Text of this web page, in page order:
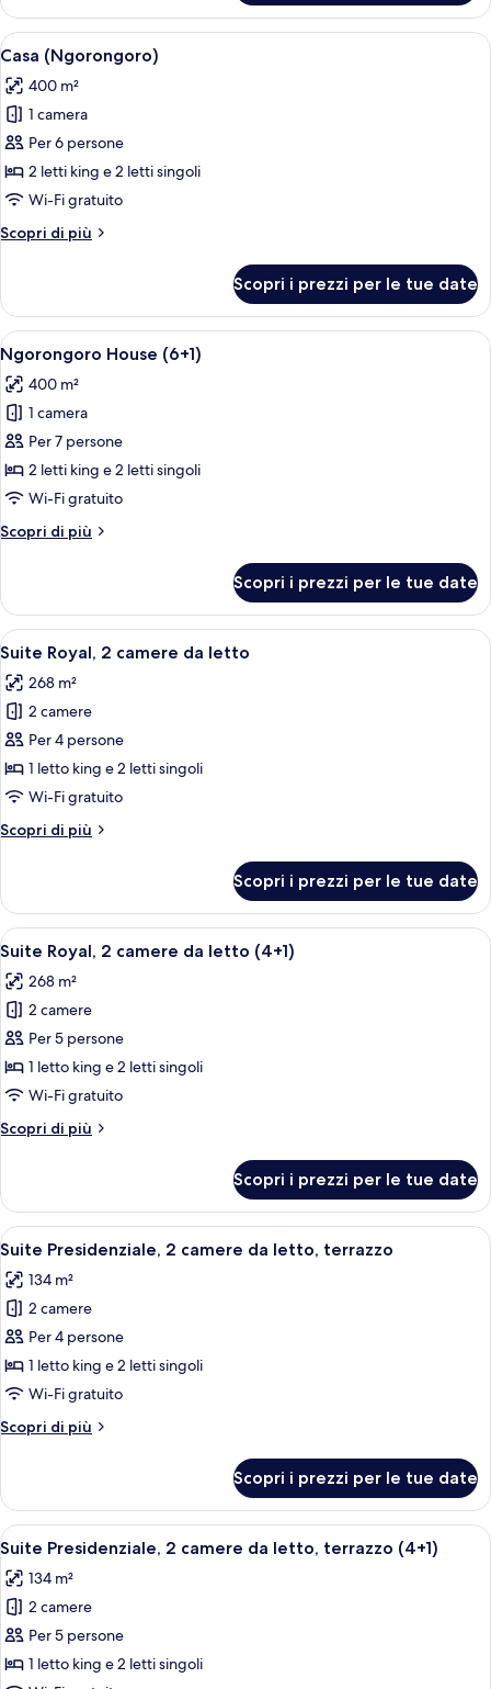
Suite
(2+1)
Apri
tutte
le
foto
per
Casa
(Ngorongoro)
Un soggiorno spazioso con un
10
Casa (Ngorongoro)
400 m²
1 camera
Per 6 persone
2 letti king e 2 letti singoli
Wi-Fi gratuito
Scopri di più
Altri
(Ngorongoro)
Scopri i prezzi per le tue date
Apri
tutte
le
foto
per
Ngorongoro
House
Un soggiorno spazioso con un
10
Ngorongoro House (6+1)
400 m²
1 camera
Per 7 persone
2 letti king e 2 letti singoli
Wi-Fi gratuito
Scopri di più
Altri
House
(6+1)
Scopri i prezzi per le tue date
Apri
tutte
le
foto
per
Suite
Royal,
camere
Una terrazza con un divano, un
8
Suite Royal, 2 camere da letto
268 m²
2 camere
Per 4 persone
1 letto king e 2 letti singoli
Wi-Fi gratuito
Scopri di più
Altri
Royal,
camere
letto
Scopri i prezzi per le tue date
Apri
tutte
le
foto
per
Suite
Royal,
camere
(4+1)
Una terrazza con un divano, un
8
Suite Royal, 2 camere da letto (4+1)
268 m²
2 camere
Per 5 persone
1 letto king e 2 letti singoli
Wi-Fi gratuito
Scopri di più
Altri
Royal,
camere
letto
(4+1)
Scopri i prezzi per le tue date
Apri
tutte
le
foto
per
Suite
Presidenziale,
camere
terrazzo
Un soggiorno spazioso con divano,
6
Suite Presidenziale, 2 camere da letto, terrazzo
134 m²
2 camere
Per 4 persone
1 letto king e 2 letti singoli
Wi-Fi gratuito
Scopri di più
Altri
Presidenziale,
camere
letto,
terrazzo
Scopri i prezzi per le tue date
Apri
tutte
le
foto
per
Suite
Un soggiorno spazioso con divano,
6
Suite Presidenziale, 2 camere da letto, terrazzo (4+1)
134 m²
2 camere
Per 5 persone
1 letto king e 2 letti singoli